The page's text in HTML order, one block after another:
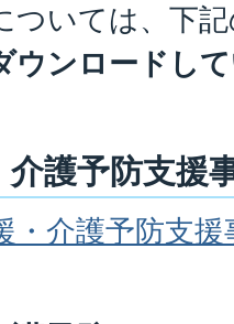
ついては、下
ウンロードし
介護予防支援
・介護予防支